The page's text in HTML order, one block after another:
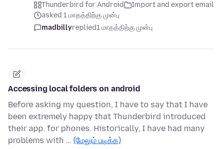
Thunderbird for Android
Import and export email
asked 1 மாதத்திற்கு முன்பு
madbillyreplied1 மாதத்திற்கு முன்பு
Accessing local folders on android
Before asking my question, I have to say that I have
been extremely happy that Thunderbird introduced
their app. for phones. Historically, I have had many
problems with … (மேலும் படிக்க)